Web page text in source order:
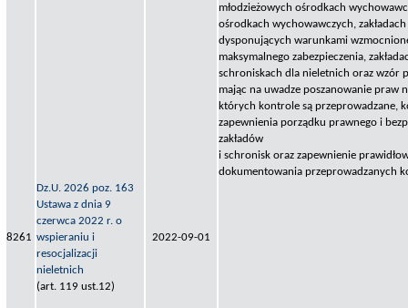
8261
Dz.U. 2026 poz. 163
Ustawa z dnia 9
czerwca 2022 r. o
wspieraniu i
resocjalizacji
nieletnich
(art. 119 ust.12)
2022-09-01
młodzieżowych ośrodkach
ośrodkach wychowawczych,
dysponujących warunkami
maksymalnego zabezpieczenia,
schroniskach dla nieletnich oraz wzór
mając na uwadze poszanowanie praw
których kontrole są przeprowadzane,
zapewnienia porządku prawnego i
zakładów
i schronisk oraz zapewnienie
dokumentowania przeprowadzanych